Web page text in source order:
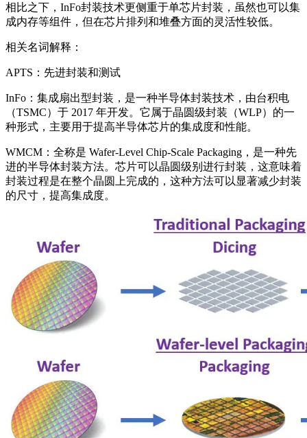
相比之下，InFo封装技术更侧重于单芯片封装，虽然也可以集
成内存等组件，但在芯片排列和堆叠方面的灵活性较低。
相关名词解释：
APTS：先进封装和测试
InFo：集成扇出型封装，是一种半导体封装技术，由台积电
（TSMC）于 2017 年开发。它属于晶圆级封装（WLP）的一
种形式，主要用于提高半导体芯片的集成度和性能。
WMCM：全称是 Wafer-Level Chip-Scale Packaging，是一种先
进的半导体封装方法。芯片可以晶圆级别进行封装，这意味着
封装过程是在整个晶圆上完成的，这种方法可以显著减少封装
的尺寸，提高集成度。